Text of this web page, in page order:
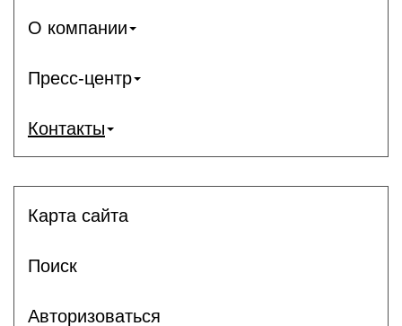
О компании
Пресс-центр
Контакты
Карта сайта
Поиск
Авторизоваться